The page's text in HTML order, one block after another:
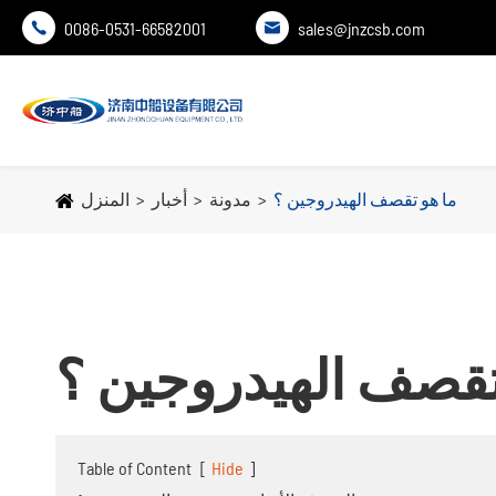
 0086-0531-66582001  sales@jnzcsb.com
المنزل أخبار مدونة ما هو تقصف الهيدروجين ؟
الهيدروجين ؟
Table of Content [ Hide ]